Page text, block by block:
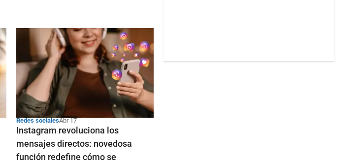
Redes socialesAbr 17
Instagram revoluciona los
mensajes directos: novedosa
función redefine cómo se